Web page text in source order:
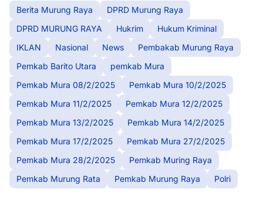
Berita Murung Raya
DPRD Murung Raya
DPRD MURUNG RAYA
Hukrim
Hukum Kriminal
IKLAN
Nasional News
Pembakab Murung Raya
Pemkab Barito Utara
pemkab Mura
Pemkab Mura 08/2/2025
Pemkab Mura 10/2/2025
Pemkab Mura 11/2/2025
Pemkab Mura 12/2/2025
Pemkab Mura 13/2/2025
Pemkab Mura 14/2/2025
Pemkab Mura 17/2/2025
Pemkab Mura 27/2/2025
Pemkab Mura 28/2/2025
Pemkab Muring Raya
Pemkab Murung Rata
Pemkab Murung Raya Polri